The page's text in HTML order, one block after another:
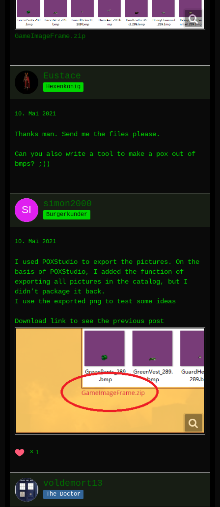
GameImageFrame.zip
Eustace
Hexenkönig
10. Mai 2021
Thanks man. Send me the files please.
Can you also write a tool to make a pox out of
bmps? ;))
simon2000
Burgerkunder
10. Mai 2021
I used POXStudio to export the pictures. On the
basis of POXStudio, I added the function of
exporting all pictures in the catalog, but I
didn’t package it back.
I use the exported png to test some ideas
Download link to see the previous post
1
voldemort13
The Doctor